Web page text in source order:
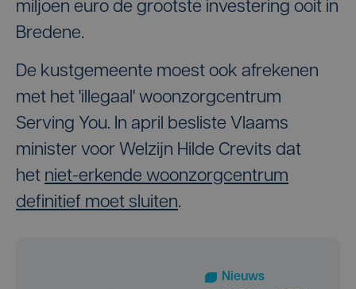
miljoen euro de grootste investering ooit in
Bredene.
De kustgemeente moest ook afrekenen
met het 'illegaal' woonzorgcentrum
Serving You. In april besliste Vlaams
minister voor Welzijn Hilde Crevits dat
het niet-erkende woonzorgcentrum
definitief moet sluiten.
Nieuws